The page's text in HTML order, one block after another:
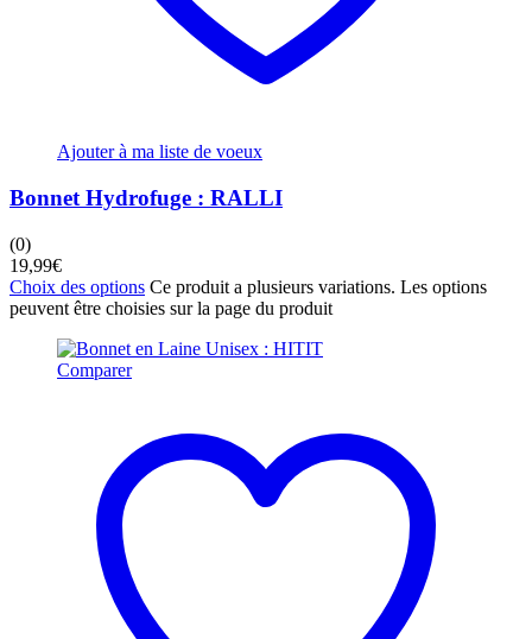
Ajouter à ma liste de voeux
Bonnet Hydrofuge : RALLI
(0)
19,99€
Choix des options Ce produit a plusieurs variations. Les options
peuvent être choisies sur la page du produit
Comparer